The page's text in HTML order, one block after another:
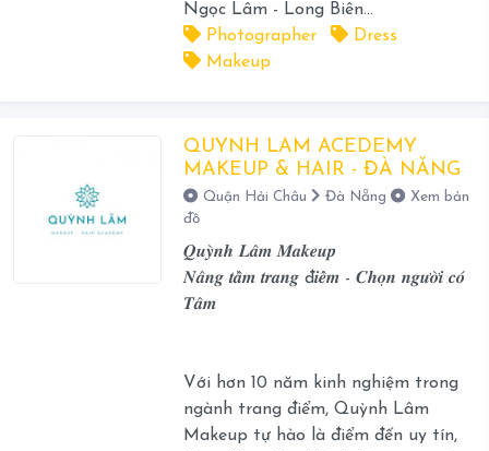
Ngọc Lâm - Long Biên...
Photographer
Dress
Makeup
QUYNH LAM ACEDEMY
MAKEUP & HAIR - ĐÀ NĂNG
Quận Hải Châu Đà Nẵng
Xem bản
đồ
𝑸𝒖𝒚̀𝒏𝒉 𝑳𝒂̂𝒎 𝑴𝒂𝒌𝒆𝒖𝒑
𝑵𝒂̂𝒏𝒈 𝒕𝒂̂̀𝒎 𝒕𝒓𝒂𝒏𝒈 đ𝒊𝒆̂̉𝒎 - 𝑪𝒉𝒐̣𝒏 𝒏𝒈𝒖̛𝒐̛̀𝒊 𝒄𝒐́
𝑻𝒂̂𝒎
Với hơn 10 năm kinh nghiệm trong
ngành trang điểm, Quỳnh Lâm
Makeup tự hào là điểm đến uy tín,